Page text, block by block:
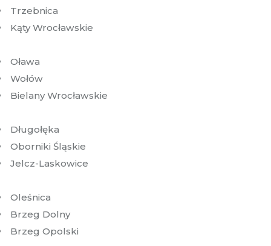
Trzebnica
Kąty Wrocławskie
Oława
Wołów
Bielany Wrocławskie
Długołęka
Oborniki Śląskie
Jelcz-Laskowice
Oleśnica
Brzeg Dolny
Brzeg Opolski